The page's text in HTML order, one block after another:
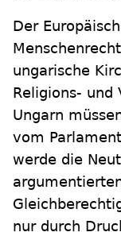
Der
ungarische
Religions- und
Ungarn
vom
werde die
nur durch